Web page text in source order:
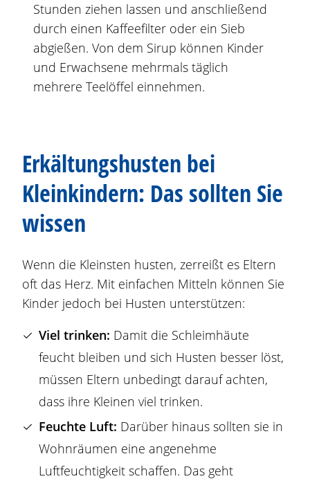
Stunden ziehen lassen und anschließend
durch einen Kaffeefilter oder ein Sieb
abgießen. Von dem Sirup können Kinder
und Erwachsene mehrmals täglich
mehrere Teelöffel einnehmen.
Erkältungshusten bei
Kleinkindern: Das sollten Sie
wissen
Wenn die Kleinsten husten, zerreißt es Eltern
oft das Herz. Mit einfachen Mitteln können Sie
Kinder jedoch bei Husten unterstützen:
Viel trinken: Damit die Schleimhäute
feucht bleiben und sich Husten besser löst,
müssen Eltern unbedingt darauf achten,
dass ihre Kleinen viel trinken.
Feuchte Luft: Darüber hinaus sollten sie in
Wohnräumen eine angenehme
Luftfeuchtigkeit schaffen. Das geht